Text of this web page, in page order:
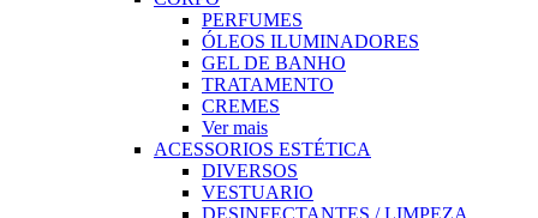
PERFUMES
ÓLEOS ILUMINADORES
GEL DE BANHO
TRATAMENTO
CREMES
Ver mais
ACESSORIOS ESTÉTICA
DIVERSOS
VESTUARIO
DESINFECTANTES / LIMPEZA